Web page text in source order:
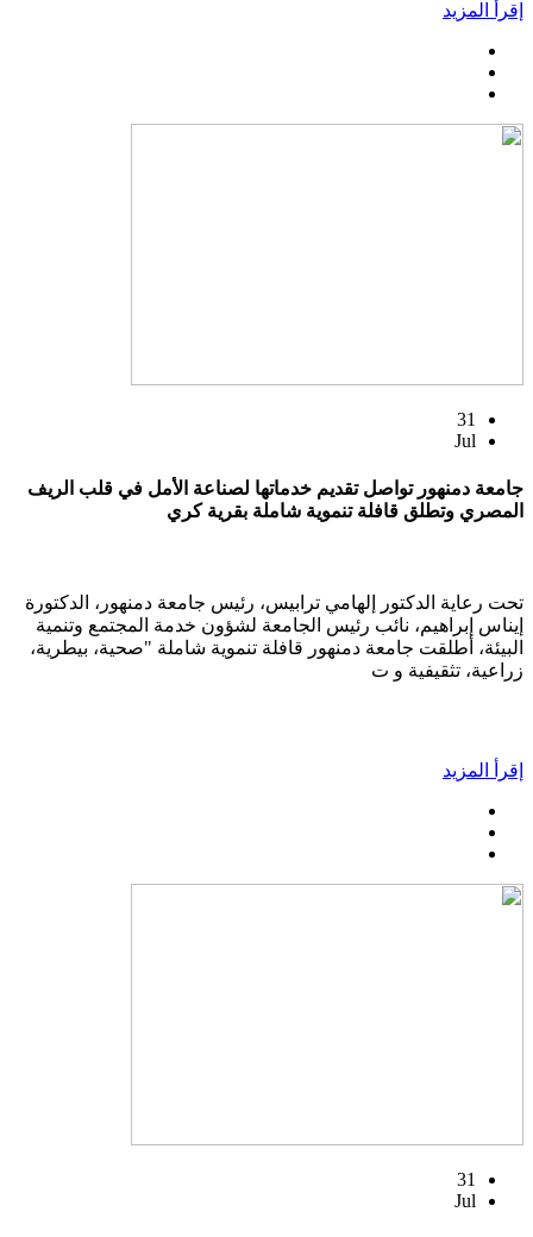
إقرأ المزيد
31
Jul
جامعة دمنهور تواصل تقديم خدماتها لصناعة الأمل في قلب الريف
المصري وتطلق قافلة تنموية شاملة بقرية كري
تحت رعاية الدكتور إلهامي ترابيس، رئيس جامعة دمنهور، الدكتورة
إيناس إبراهيم، نائب رئيس الجامعة لشؤون خدمة المجتمع وتنمية
البيئة، أطلقت جامعة دمنهور قافلة تنموية شاملة "صحية، بيطرية،
زراعية، تثقيفية و ت
إقرأ المزيد
31
Jul